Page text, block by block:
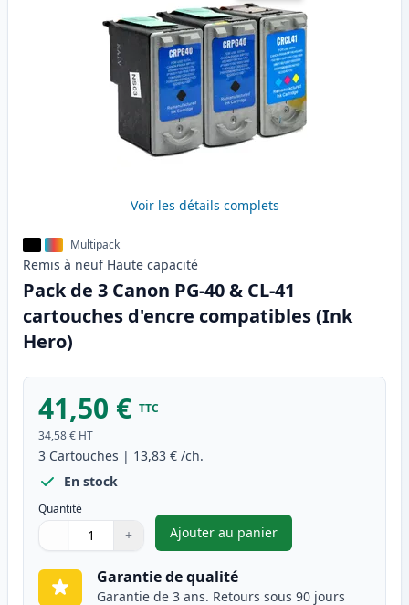
Voir les détails complets
Multipack
Remis à neuf Haute capacité
Pack de 3 Canon PG-40 & CL-41
cartouches d'encre compatibles (Ink
Hero)
41,50 € TTC
34,58 € HT
3 Cartouches | 13,83 € /ch.
En stock
Quantité
Quantité
Utilisez les boutons pour ajuster
− +
Quantité
Ajouter au panier
,Pack de 3 Canon PG-40 &
Garantie de qualité
Garantie de 3 ans. Retours sous 90 jours